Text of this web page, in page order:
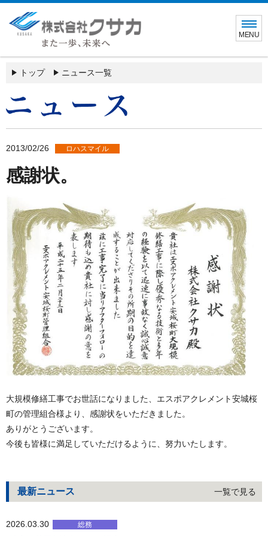
MENU
トップ ニュース一覧
2013/02/26 ロハスマイル
感謝状。
大規模修繕工事でお世話になりました、エスポアクレメント安城桜
町の管理組合様より、感謝状をいただきました。
ありがとうございます。
今後も皆様に満足していただけるように、努力いたします。
最新ニュース
2026.03.30 総務
一覧で見る